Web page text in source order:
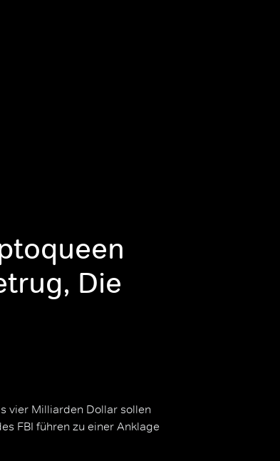
Die
vier Milliarden Dollar sollen
FBI führen zu einer Anklage